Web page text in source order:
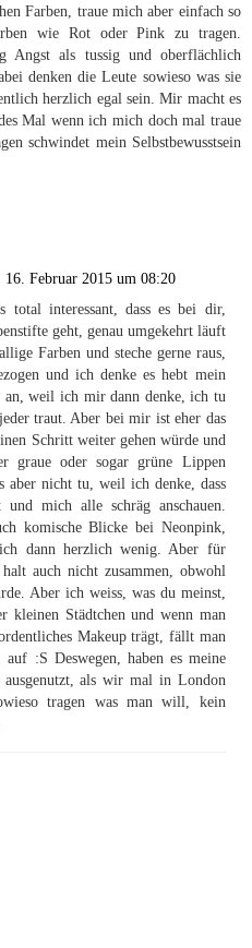
Farben, traue mich aber einfach so
wie Rot oder Pink zu tragen.
Angst als tussig und oberflächlich
denken die Leute sowieso was sie
herzlich egal sein. Mir macht es
Mal wenn ich mich doch mal traue
schwindet mein Selbstbewusstsein
16. Februar 2015 um 08:20
interessant, dass es bei dir,
geht, genau umgekehrt läuft
Farben und steche gerne raus,
und ich denke es hebt mein
an, weil ich mir dann denke, ich tu
traut. Aber bei mir ist eher das
Schritt weiter gehen würde und
graue oder sogar grüne Lippen
aber nicht tu, weil ich denke, dass
mich alle schräg anschauen.
komische Blicke bei Neonpink,
dann herzlich wenig. Aber für
auch nicht zusammen, obwohl
Aber ich weiss, was du meinst,
kleinen Städtchen und wenn man
Makeup trägt, fällt man
:S Deswegen, haben es meine
als wir mal in London
tragen was man will, kein